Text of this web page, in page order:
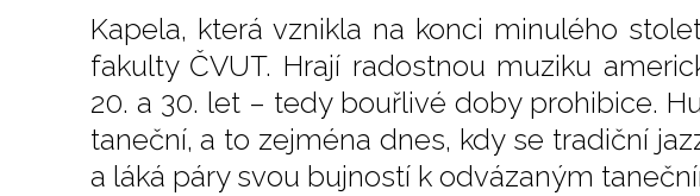
Kapela, která vznikla na konci minulého
fakulty ČVUT. Hrají radostnou muziku
20. a 30. let – tedy bouřlivé doby prohibice.
taneční, a to zejména dnes, kdy se tradiční
a láká páry svou bujností k odvázaným